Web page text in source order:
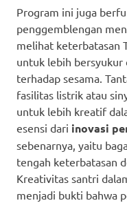
Program ini juga
penggemblengan
melihat keterbatasan
untuk lebih
terhadap sesama.
fasilitas listrik atau
untuk lebih kreatif
esensi dari inovasi
sebenarnya, yaitu
tengah keterbatasan
Kreativitas santri
menjadi bukti bahwa